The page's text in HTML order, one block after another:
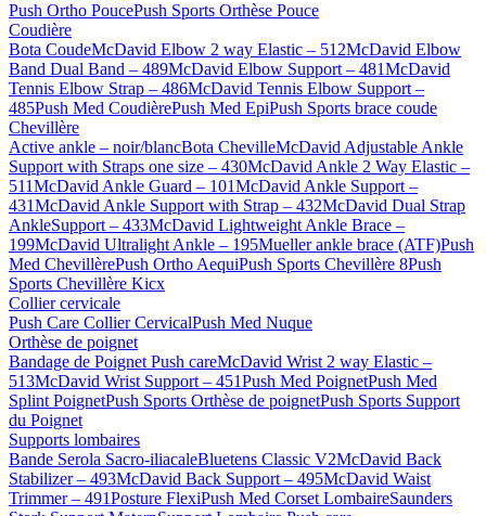
Push Ortho PoucePush Sports Orthèse Pouce
Coudière
Bota CoudeMcDavid Elbow 2 way Elastic – 512McDavid Elbow
Band Dual Band – 489McDavid Elbow Support – 481McDavid
Tennis Elbow Strap – 486McDavid Tennis Elbow Support –
485Push Med CoudièrePush Med EpiPush Sports brace coude
Chevillère
Active ankle – noir/blancBota ChevilleMcDavid Adjustable Ankle
Support with Straps one size – 430McDavid Ankle 2 Way Elastic –
511McDavid Ankle Guard – 101McDavid Ankle Support –
431McDavid Ankle Support with Strap – 432McDavid Dual Strap
AnkleSupport – 433McDavid Lightweight Ankle Brace –
199McDavid Ultralight Ankle – 195Mueller ankle brace (ATF)Push
Med ChevillèrePush Ortho AequiPush Sports Chevillère 8Push
Sports Chevillère Kicx
Collier cervicale
Push Care Collier CervicalPush Med Nuque
Orthèse de poignet
Bandage de Poignet Push careMcDavid Wrist 2 way Elastic –
513McDavid Wrist Support – 451Push Med PoignetPush Med
Splint PoignetPush Sports Orthèse de poignetPush Sports Support
du Poignet
Supports lombaires
Bande Serola Sacro-iliacaleBluetens Classic V2McDavid Back
Stabilizer – 493McDavid Back Support – 495McDavid Waist
Trimmer – 491Posture FlexiPush Med Corset LombaireSaunders